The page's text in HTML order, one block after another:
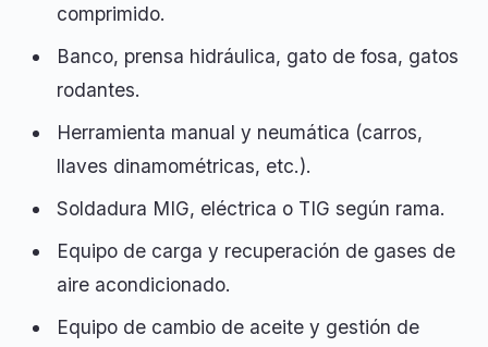
comprimido.
Banco, prensa hidráulica, gato de fosa, gatos
rodantes.
Herramienta manual y neumática (carros,
llaves dinamométricas, etc.).
Soldadura MIG, eléctrica o TIG según rama.
Equipo de carga y recuperación de gases de
aire acondicionado.
Equipo de cambio de aceite y gestión de